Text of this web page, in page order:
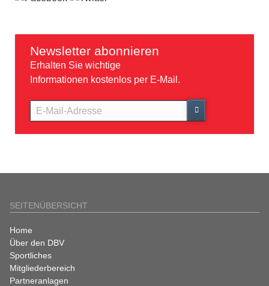
Newsletter abonnieren
Erhalten Sie wichtige
Informationen kostenlos per E-Mail.
E-
Mail-
Adresse
SEITENÜBERSICHT
Navigation
überspringen
Home
Über den DBV
Sportliches
Mitgliederbereich
Partneranlagen